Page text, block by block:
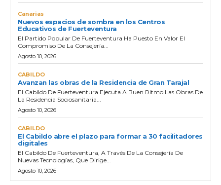
Canarias
Nuevos espacios de sombra en los Centros
Educativos de Fuerteventura
El Partido Popular De Fuerteventura Ha Puesto En Valor El
Compromiso De La Consejería...
Agosto 10, 2026
CABILDO
Avanzan las obras de la Residencia de Gran Tarajal
El Cabildo De Fuerteventura Ejecuta A Buen Ritmo Las Obras De
La Residencia Sociosanitaria...
Agosto 10, 2026
CABILDO
El Cabildo abre el plazo para formar a 30 facilitadores
digitales
El Cabildo De Fuerteventura, A Través De La Consejería De
Nuevas Tecnologías, Que Dirige...
Agosto 10, 2026